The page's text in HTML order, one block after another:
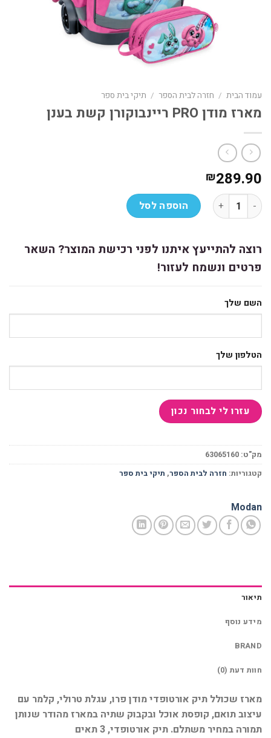
עמוד הבית / חזרה לבית הספר / תיקי בית ספר
מארז מודן PRO ריינבוקורן קשת בענן
₪289.90
כמות של מארז מודן PRO ריינבוקורן קשת בענן הוספה לסל
רוצה להתייעץ איתנו לפני רכישת המוצר? השאר
פרטים ונשמח לעזור!
השם שלך
הטלפון שלך
מק"ט:63065160
קטגוריות:חזרה לבית הספר,תיקי בית ספר
Modan
תיאור
מידע נוסף
BRAND
חוות דעת (0)
מארז שכולל תיק אורטופדי מודן פרו, עגלת טרולי, קלמר עם
עיצוב תואם, קופסת אוכל ובקבוק שתיה במארז מהודר שנותן
תמורה במחיר משתלם. תיק אורטופדי, 3 תאים